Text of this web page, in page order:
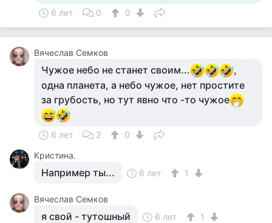
6 лет 0 0
Вячеслав Семков
Чужое небо не станет своим...
,
одна планета, а небо чужое, нет простите
за грубость, но тут явно что -то чужое
6 лет 2
0
Кристина.
Например ты... 6 лет 1
Вячеслав Семков
я свой - тутошный 6 лет 1